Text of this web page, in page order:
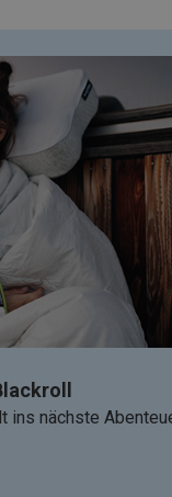
ins nächste